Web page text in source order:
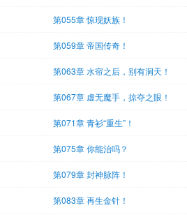
第055章 惊现妖族！
第059章 帝国传奇！
第063章 水帘之后，别有洞天！
第067章 虚无魔手，掠夺之眼！
第071章 青衫“重生”！
第075章 你能治吗？
第079章 封神脉阵！
第083章 再生金针！